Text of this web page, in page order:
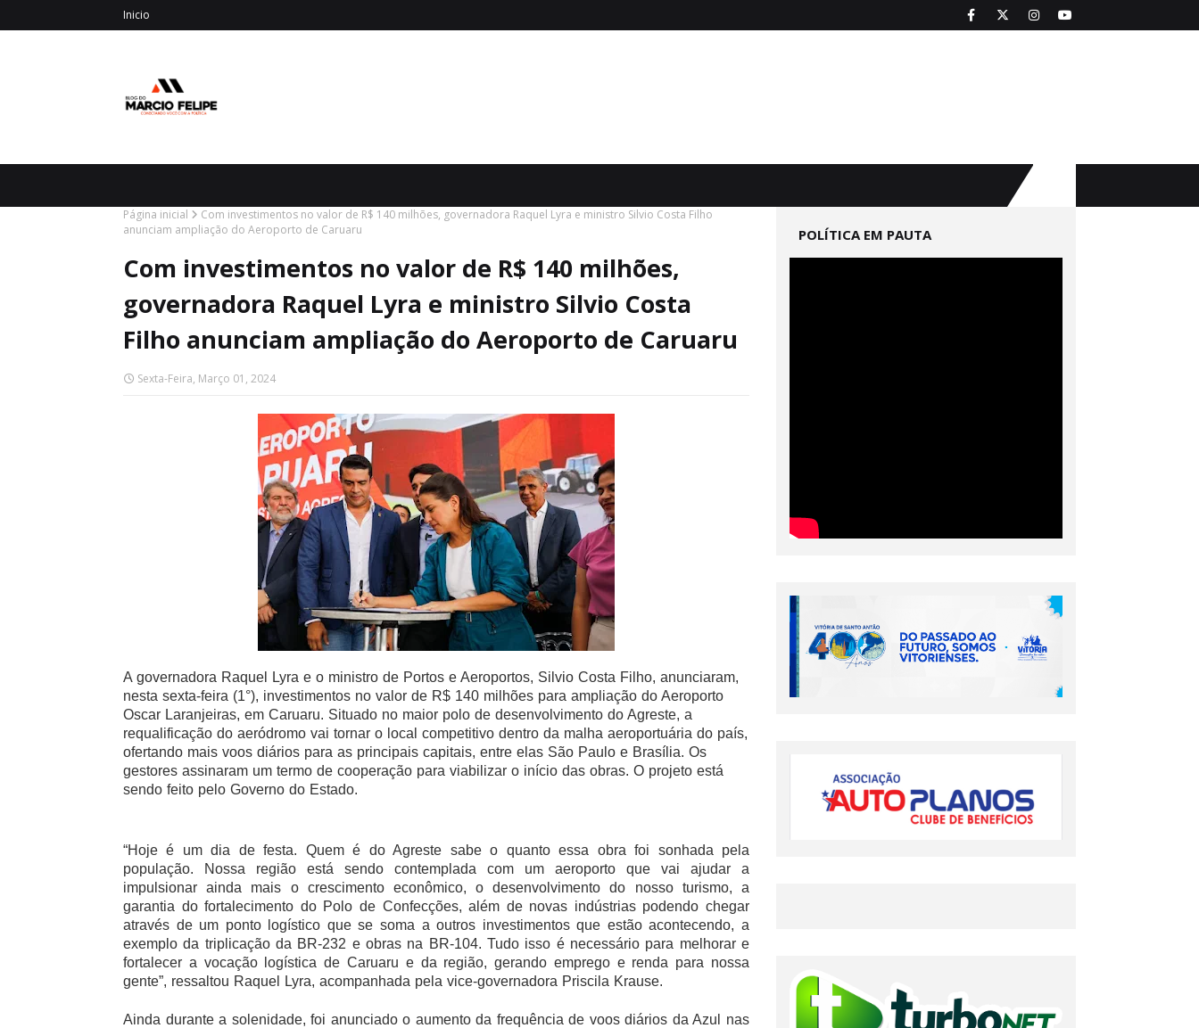
Inicio
Página inicial
Com investimentos no valor de R$ 140 milhões, governadora Raquel Lyra e ministro Silvio Costa Filho
anunciam ampliação do Aeroporto de Caruaru
Com investimentos no valor de R$ 140 milhões,
governadora Raquel Lyra e ministro Silvio Costa
Filho anunciam ampliação do Aeroporto de Caruaru
Sexta-Feira, Março 01, 2024
A governadora Raquel Lyra e o ministro de Portos e Aeroportos, Silvio Costa Filho, anunciaram,
nesta sexta-feira (1°), investimentos no valor de R$ 140 milhões para ampliação do Aeroporto
Oscar Laranjeiras, em Caruaru. Situado no maior polo de desenvolvimento do Agreste, a
requalificação do aeródromo vai tornar o local competitivo dentro da malha aeroportuária do país,
ofertando mais voos diários para as principais capitais, entre elas São Paulo e Brasília. Os
gestores assinaram um termo de cooperação para viabilizar o início das obras. O projeto está
sendo feito pelo Governo do Estado.
“Hoje é um dia de festa. Quem é do Agreste sabe o quanto essa obra foi sonhada pela
população. Nossa região está sendo contemplada com um aeroporto que vai ajudar a
impulsionar ainda mais o crescimento econômico, o desenvolvimento do nosso turismo, a
garantia do fortalecimento do Polo de Confecções, além de novas indústrias podendo chegar
através de um ponto logístico que se soma a outros investimentos que estão acontecendo, a
exemplo da triplicação da BR-232 e obras na BR-104. Tudo isso é necessário para melhorar e
fortalecer a vocação logística de Caruaru e da região, gerando emprego e renda para nossa
gente”, ressaltou Raquel Lyra, acompanhada pela vice-governadora Priscila Krause.
Ainda durante a solenidade, foi anunciado o aumento da frequência de voos diários da Azul nas
POLÍTICA EM PAUTA